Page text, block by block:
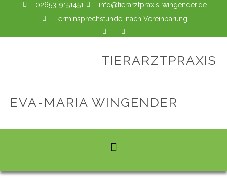
02653-9151451
info@tierarztpraxis-wingender.de
Terminsprechstunde, nach Vereinbarung
TIERARZTPRAXIS
EVA-MARIA WINGENDER